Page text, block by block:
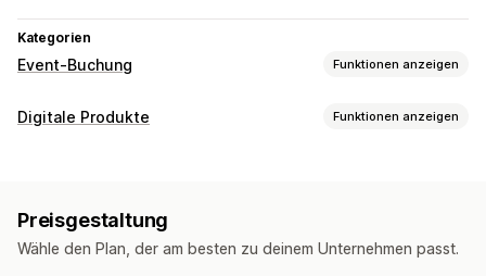
Kategorien
Event-Buchung Funktionen anzeigen
Eventart
Buchungsverwaltung
Kalender
Planung Zeitfenster
Sperrdaten
Digitale Produkte Funktionen anzeigen
Download-Management
Preisgestaltung
Wähle den Plan, der am besten zu deinem Unternehmen passt.